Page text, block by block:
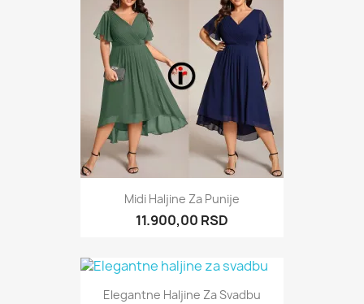
Midi Haljine Za Punije
11.900,00 RSD
Elegantne Haljine Za Svadbu